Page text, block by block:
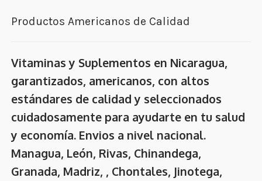
Productos Americanos de Calidad
Vitaminas y Suplementos en Nicaragua,
garantizados, americanos, con altos
estándares de calidad y seleccionados
cuidadosamente para ayudarte en tu salud
y economía. Envios a nivel nacional.
Managua, León, Rivas, Chinandega,
Granada, Madriz, , Chontales, Jinotega,